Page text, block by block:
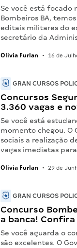
Se você está focado
Bombeiros BA,
editais militares do
secretário da
Olivia Furlan • 16 de
GRAN CURSOS
Concursos
3.360 vagas e
Se você está
momento chegou. O
sociais a realização
vagas imediatas
Olivia Furlan • 29 de
GRAN CURSOS
Concurso
a banca! Confira
Se você aguarda o
são excelentes. O